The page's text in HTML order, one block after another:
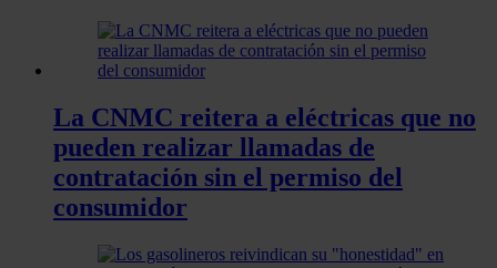
La CNMC reitera a eléctricas que no
pueden realizar llamadas de
contratación sin el permiso del
consumidor